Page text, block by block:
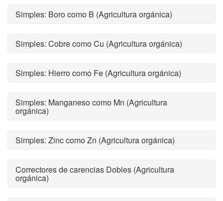
Simples: Boro como B (Agricultura orgánica)
Simples: Cobre como Cu (Agricultura orgánica)
Simples: Hierro como Fe (Agricultura orgánica)
Simples: Manganeso como Mn (Agricultura
orgánica)
Simples: Zinc como Zn (Agricultura orgánica)
Correctores de carencias Dobles (Agricultura
orgánica)